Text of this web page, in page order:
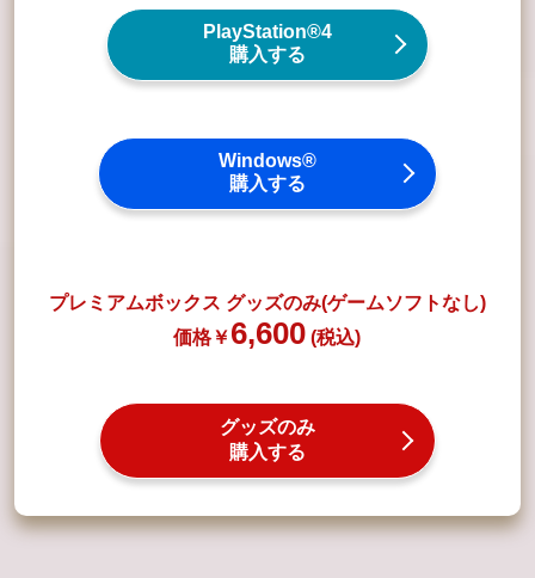
PlayStation®4
購入する
Windows®
購入する
プレミアムボックス グッズのみ(ゲームソフトなし)
6,600
グッズのみ
購入する